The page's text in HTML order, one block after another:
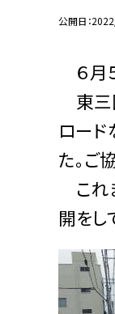
公開日
６月
東三
ロード
た。ご
これ
開をし